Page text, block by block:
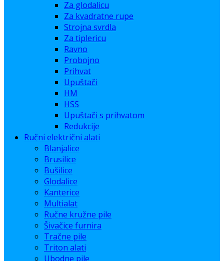
Za glodalicu
Za kvadratne rupe
Strojna svrdla
Za tiplericu
Ravno
Probojno
Prihvat
Upuštači
HM
HSS
Upuštači s prihvatom
Redukcije
Ručni električni alati
Blanjalice
Brusilice
Bušilice
Glodalice
Kanterice
Multialat
Ručne kružne pile
Šivačice furnira
Tračne pile
Triton alati
Ubodne pile